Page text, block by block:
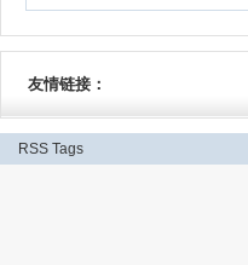
友情链接：
RSS Tags